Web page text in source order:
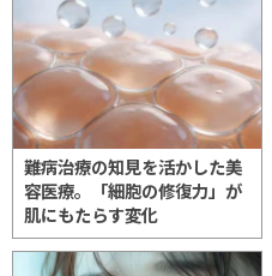
難病治療の知見を活かした美
容医療。「細胞の修復力」が
肌にもたらす変化